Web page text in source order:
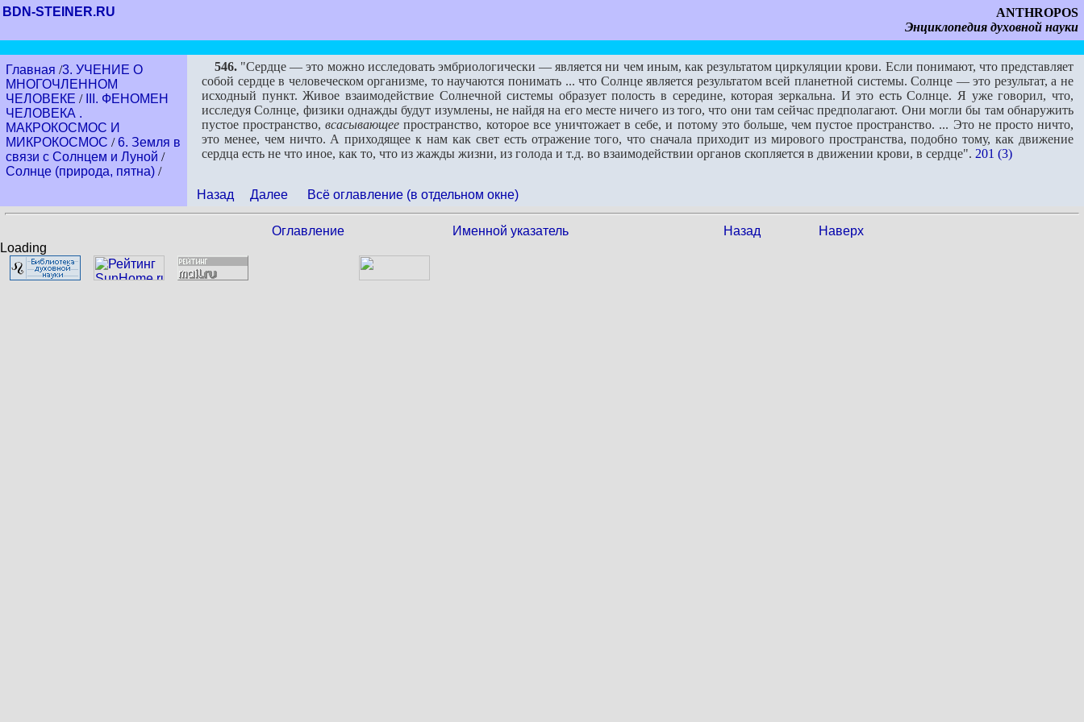
BDN-STEINER.RU
ANTHROPOS
Энциклопедия духовной науки
Главная /3. УЧЕНИЕ О
МНОГОЧЛЕННОМ
ЧЕЛОВЕКЕ /
III. ФЕНОМЕН
ЧЕЛОВЕКА .
МАКРОКОСМОС И
МИКРОКОСМОС /6. Земля в
связи с Солнцем и Луной /
Солнце (природа, пятна) /
546. "Сердце — это можно исследовать эмбриологически — является ни чем иным, как результатом цирку­ляции крови. Если понимают, что представляет
собой сердце в человеческом организме, то научаются понимать ... что Солнце является результатом всей планетной системы. Солнце — это результат, а не
исходный пункт. Живое взаимодействие Солнечной системы образует полость в середине, которая зерка­льна. И это есть Солнце. Я уже говорил, что,
исследуя Солнце, физики однажды будут изумлены, не найдя на его месте ничего из того, что они там сейчас предполагают. Они могли бы там обнаружить
пус­тое пространство,всасывающее пространство, которое все уничтожает в себе, и потому это больше, чем пустое пространство. ... Это не просто ничто,
это менее, чем ничто. А при­ходящее к нам как свет есть отражение того, что сначала приходит из мирового пространства, подобно тому, как движение
сердца есть не что иное, как то, что из жажды жизни, из голода и т.д. во взаимо­действии органов скопляется в движении крови, в сердце". 201 (3)
Назад Далее Всё оглавление (в отдельном окне)
Оглавление Именной указатель Назад
Наверх
Loading